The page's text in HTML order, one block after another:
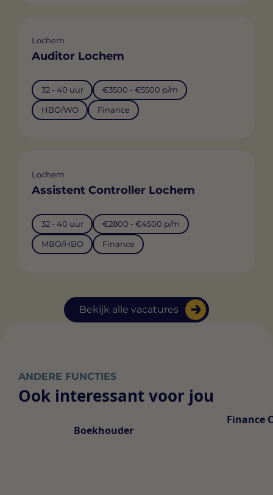
Bekijk alle vacatures
Lochem
Auditor Lochem
32 - 40 uur €3500 - €5500 p/m
HBO/WO Finance
Lochem
Assistent Controller Lochem
32 - 40 uur €2800 - €4500 p/m
MBO/HBO Finance
ANDERE FUNCTIES
Ook interessant voor jou
Boekhouder
Finance